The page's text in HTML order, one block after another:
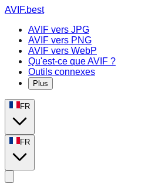
AVIF.best
AVIF vers JPG
AVIF vers PNG
AVIF vers WebP
Qu'est-ce que AVIF ?
Outils connexes
Plus
FR
FR